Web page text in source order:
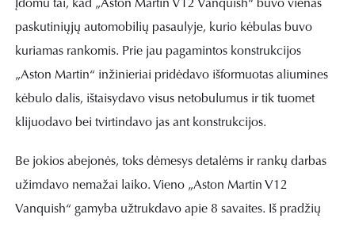
Įdomu tai, kad „Aston Martin V12 Vanquish“ buvo vienas
paskutiniųjų automobilių pasaulyje, kurio kėbulas buvo
kuriamas rankomis. Prie jau pagamintos konstrukcijos
„Aston Martin“ inžinieriai pridėdavo išformuotas aliumines
kėbulo dalis, ištaisydavo visus netobulumus ir tik tuomet
klijuodavo bei tvirtindavo jas ant konstrukcijos.
Be jokios abejonės, toks dėmesys detalėms ir rankų darbas
užimdavo nemažai laiko. Vieno „Aston Martin V12
Vanquish“ gamyba užtrukdavo apie 8 savaites. Iš pradžių